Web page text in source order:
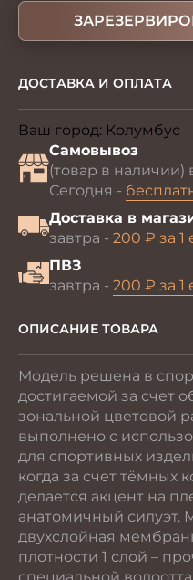
ДОСТАВКА И ОПЛАТА
Ваш город: Колумбус
Самовывоз
(товар в наличии)
Сегодня -
Доставка в
завтра - 200 ₽ за 1
ПВЗ
завтра - 200 ₽ за 1
ОПИСАНИЕ ТОВАРА
Модель решена в
достигаемой за счет
зональной цветовой
выполнено с
для спортивных
когда за счет тёмных
делается акцент на
анатомичный силуэт.
двухслойная
плотности 1 слой –